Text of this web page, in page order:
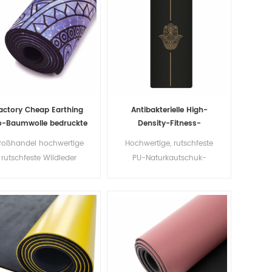
Cheap Earthing
Baumwolle bedruckte
hochwertige
rutschfeste Wildleder
Antibakterielle High-
Density-Fitness-
PU-Naturkautschuk-
Yoga-Matte
Hochwertige, rutschfeste
PU-Naturkautschuk-
von Yogamatten, bieten
kundenspezifischen Logo-
Yogamattenservice. Direkt
ab Werk!